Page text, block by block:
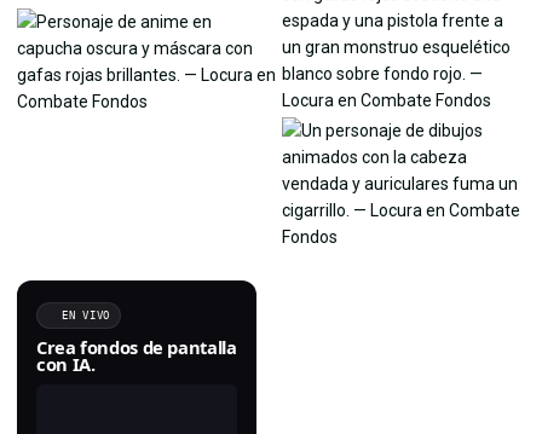
EN VIVO
Crea fondos de pantalla
con IA.